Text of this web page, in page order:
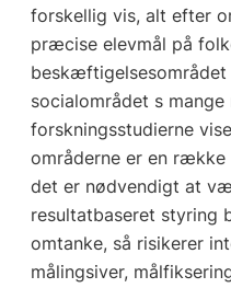
forskellig vis, alt efter
præcise elevmål på
socialområdet s mange
forskningsstudierne
områderne er en
det er nødvendigt at
resultatbaseret styring
omtanke, så risikerer
målingsiver,